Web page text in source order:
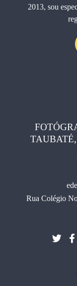
2013, sou
Rua Colégio